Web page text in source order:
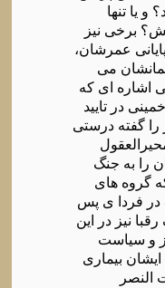
یا تنها
برخی نیز
عمرشان،
می
اشاره ای که
در تایید
را گفته درستی
را به جنگ
گروه های
فردا ی پس
نیز در این
و سیاست
بیماری
النصر